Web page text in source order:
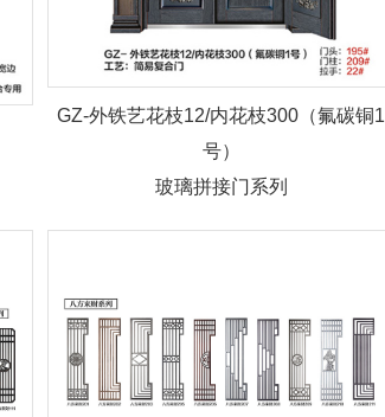
GZ-外铁艺花枝12/内花枝300（氟碳铜1
号）
玻璃拼接门系列